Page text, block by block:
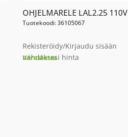
OHJELMARELE LAL2.25 110V
Tuotekoodi: 36105067
Rekisteröidy/Kirjaudu sisään
nähdäksesi hinta
Varastossa